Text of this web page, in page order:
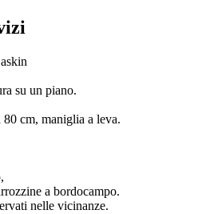
su un piano.
80 cm, maniglia a leva.
a bordocampo.
nelle vicinanze.